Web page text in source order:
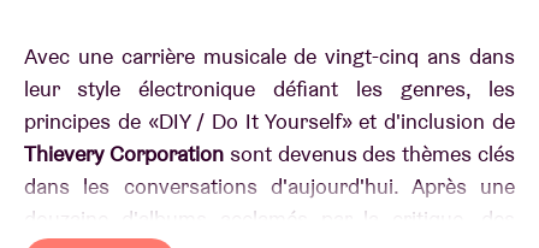
Avec une carrière musicale de vingt-cinq ans dans
leur style électronique défiant les genres, les
principes de «DIY / Do It Yourself» et d'inclusion de
Thievery Corporationsont devenus des thèmes clés
dans les conversations d'aujourd'hui. Après une
douzaine d'albums acclamés par la critique, des